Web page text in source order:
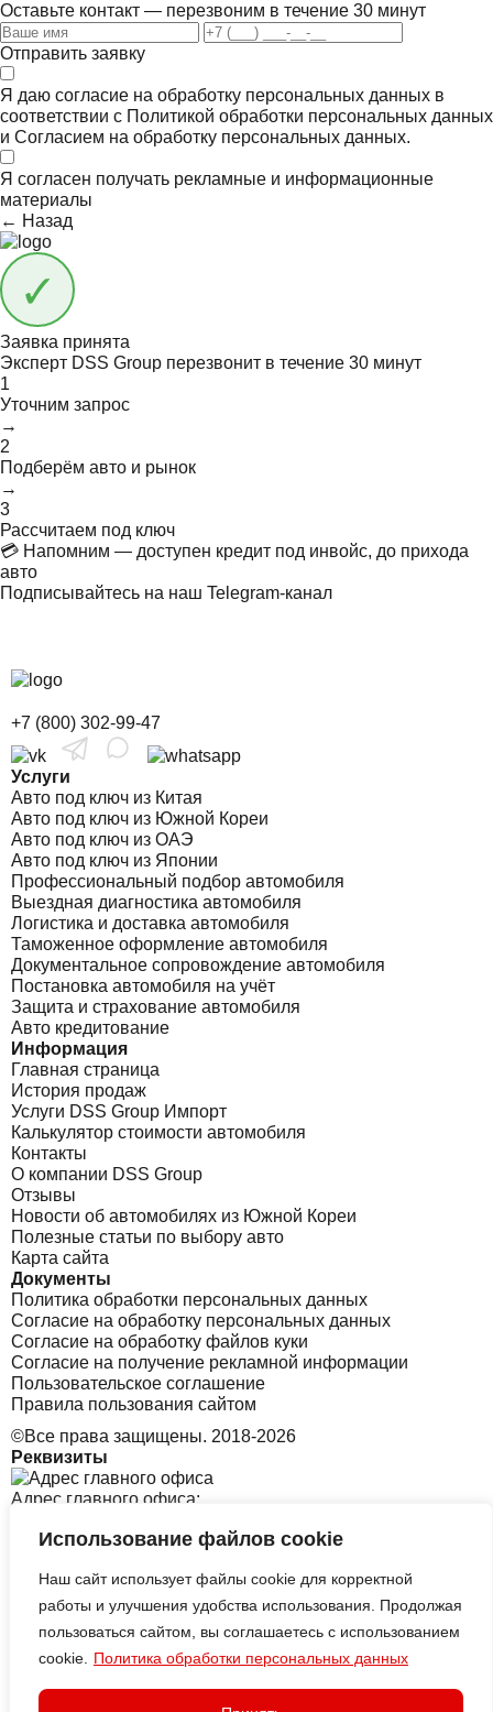
Использование файлов cookie
Наш сайт использует файлы cookie для корректной
работы и улучшения удобства использования. Продолжая
пользоваться сайтом, вы соглашаетесь с использованием
cookie.
Политика обработки персональных данных
Оставьте контакт — перезвоним в течение 30 минут
Отправить заявку
Я даю согласие на обработку персональных данных в
соответствии с Политикой обработки персональных данных
и Согласием на обработку персональных данных.
Я согласен получать рекламные и информационные
материалы
← Назад
Заявка принята
Эксперт DSS Group перезвонит в течение 30 минут
1
Уточним запрос
→
2
Подберём авто и рынок
→
3
Рассчитаем под ключ
💳 Напомним — доступен кредит под инвойс, до прихода
авто
Подписывайтесь на наш Telegram-канал
+7 (800) 302-99-47
Услуги
Авто под ключ из Китая
Авто под ключ из Южной Кореи
Авто под ключ из ОАЭ
Авто под ключ из Японии
Профессиональный подбор автомобиля
Выездная диагностика автомобиля
Логистика и доставка автомобиля
Таможенное оформление автомобиля
Документальное сопровождение автомобиля
Постановка автомобиля на учёт
Защита и страхование автомобиля
Авто кредитование
Информация
Главная страница
История продаж
Услуги DSS Group Импорт
Калькулятор стоимости автомобиля
Контакты
О компании DSS Group
Отзывы
Новости об автомобилях из Южной Кореи
Полезные статьи по выбору авто
Карта сайта
Документы
Политика обработки персональных данных
Согласие на обработку персональных данных
Согласие на обработку файлов куки
Согласие на получение рекламной информации
Пользовательское соглашение
Правила пользования сайтом
©Все права защищены. 2018-2026
Реквизиты
Адрес главного офиса:
Адрес офиса в Корее:
313 Central-ro, Yeonsu-gu, Incheon B tower, 2126
ИП АЛЕКСЕЕВСКИХ СЕРГЕЙ